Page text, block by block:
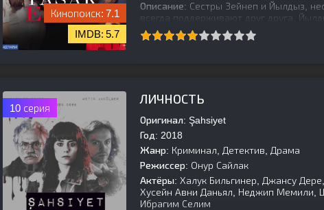
7.1
5.7
Описание: Сестры Зейнеп и Йылдыз,
всегда поддерживают друг друга.
предлагает ей план, чтобы избавиться
10 серия
ЛИЧНОСТЬ
Оригинал: Şahsiyet
Год: 2018
Жанр: Криминал, Детектив, Драма
Режиссер: Онур Сайлак
Актёры: Халук Бильгинер, Джансу
Хусейн Авни Даньял, Неджип Мемили,
Ибрагим Селим